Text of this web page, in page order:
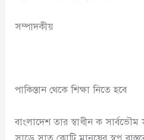
সম্পাদকীয়
পাকিস্তান থেকে শিক্ষা নিতে হবে
বাংলাদেশ তার স্বাধীন ক সার্বভৌম